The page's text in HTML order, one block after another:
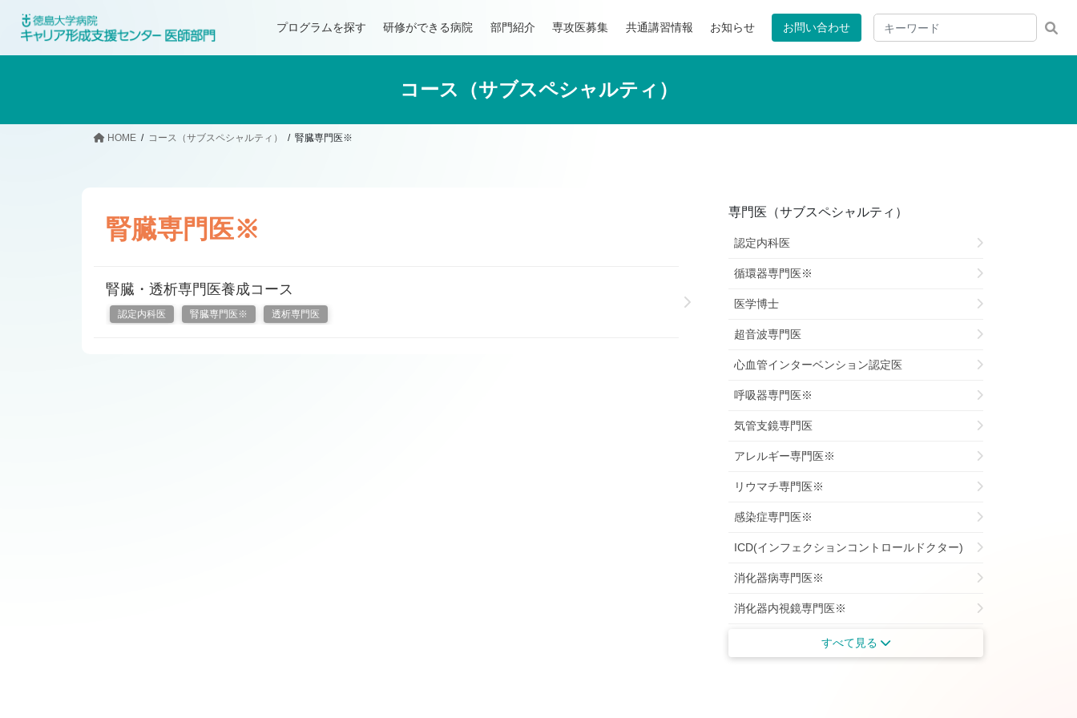
プログラムを探す 研修ができる病院 部門紹介 専攻医募集 共通講習情報 お知らせ お問い合わせ
コース（サブスペシャルティ）
HOME コース（サブスペシャルティ） 腎臓専門医※
腎臓専門医※
腎臓・透析専門医養成コース
認定内科医 腎臓専門医※ 透析専門医
専門医（サブスペシャルティ）
認定内科医
循環器専門医※
医学博士
超音波専門医
心血管インターベンション認定医
呼吸器専門医※
気管支鏡専門医
アレルギー専門医※
リウマチ専門医※
感染症専門医※
ICD(インフェクションコントロールドクター)
消化器病専門医※
消化器内視鏡専門医※
がん治療認定専門医すべて見る